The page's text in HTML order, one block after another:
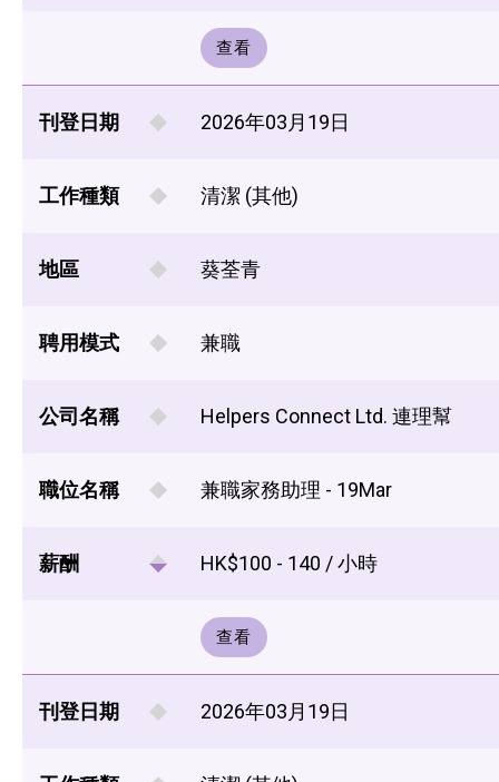
查看
刊登日期 2026年03月19日
工作種類 清潔 (其他)
地區 葵荃青
聘用模式 兼職
公司名稱 Helpers Connect Ltd. 連理幫
職位名稱 兼職家務助理 - 19Mar
薪酬 HK$100 - 140 / 小時
查看
刊登日期 2026年03月19日